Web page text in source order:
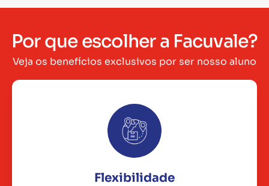
Por que escolher a Facuvale?
Veja os benefícios exclusivos por ser nosso aluno
Flexibilidade